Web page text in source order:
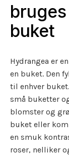
buket
Hydrangea er
en buket. Den
til enhver
små buketter
blomster og
buket eller
en smuk
roser, nelliker